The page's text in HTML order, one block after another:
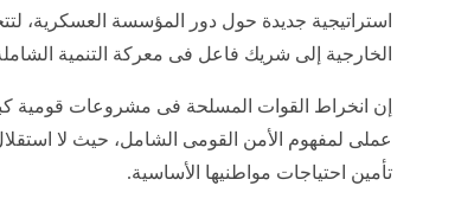
استراتيجية جديدة حول دور المؤسسة العسكرية،
الخارجية إلى شريك فاعل فى معركة التنمية
إن انخراط القوات المسلحة فى مشروعات قومية
عملى لمفهوم الأمن القومى الشامل، حيث لا
تأمين احتياجات مواطنيها الأساسية.